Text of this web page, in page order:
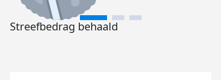
Streefbedrag behaald